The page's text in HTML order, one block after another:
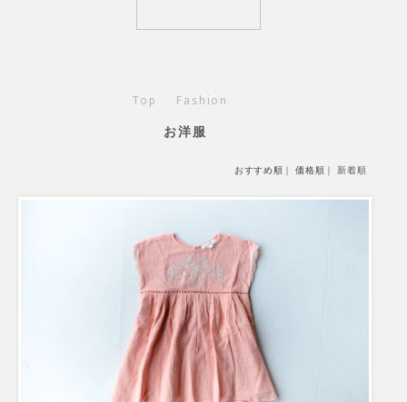
Top Fashion
お洋服
おすすめ順 ｜価格順 ｜新着順